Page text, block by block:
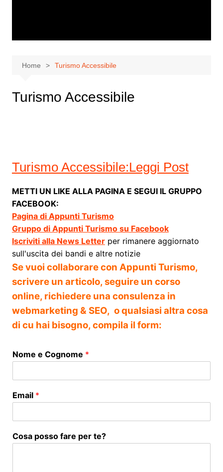
Home Turismo Accessibile
Turismo Accessibile
Turismo Accessibile:Leggi Post
METTI UN LIKE ALLA PAGINA E SEGUI IL GRUPPO
FACEBOOK:
Pagina di Appunti Turismo
Gruppo di Appunti Turismo su Facebook
Iscriviti alla News Letterper rimanere aggiornato
sull'uscita dei bandi e altre notizie
Se vuoi collaborare con Appunti Turismo,
scrivere un articolo, seguire un corso
online, richiedere una consulenza in
webmarketing & SEO, o qualsiasi altra cosa
di cu hai bisogno, compila il form:
Nome e Cognome *
Email *
Cosa posso fare per te?